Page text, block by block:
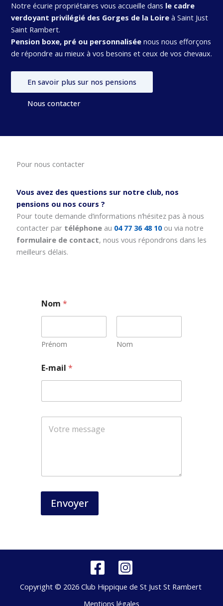
Notre écurie propriétaires vous accueille dans le cadre
verdoyant privilégié des Gorges de la Loireà Saint Just
Saint Rambert.
Pension boxe, pré ou personnaliséenous nous efforçons
de répondre au mieux à vos besoins et ceux de vos chevaux.
En savoir plus sur nos pensions
Nous contacter
Pour nous contacter
Vous avez des questions sur notre club, nos
pensions ou nos cours ?
Pour toute demande d’informations n’hésitez pas à nous
contacter par téléphoneau 04 77 36 48 10 ou via notre
formulaire de contact, nous vous répondrons dans les
meilleurs délais.
Nom*
Prénom Nom
o
m
E-mail*
Envoyer
Copyright © 2026 Club Hippique de St Just St Rambert
Mentions légales